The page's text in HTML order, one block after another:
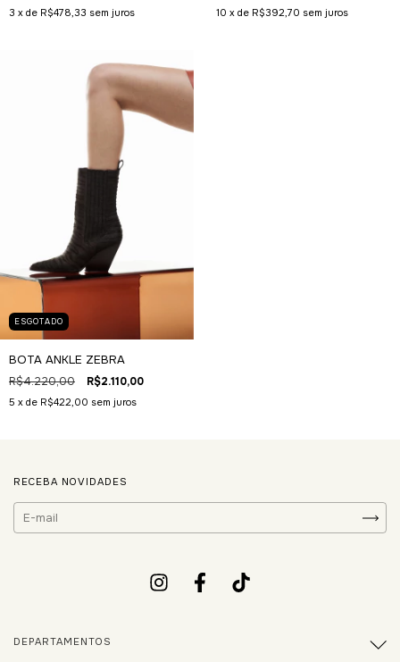
3 x de R$478,33 sem juros 10 x de R$392,70 sem juros
ESGOTADO
BOTA ANKLE ZEBRA
R$4.220,00 R$2.110,00
5 x de R$422,00 sem juros
RECEBA NOVIDADES
DEPARTAMENTOS